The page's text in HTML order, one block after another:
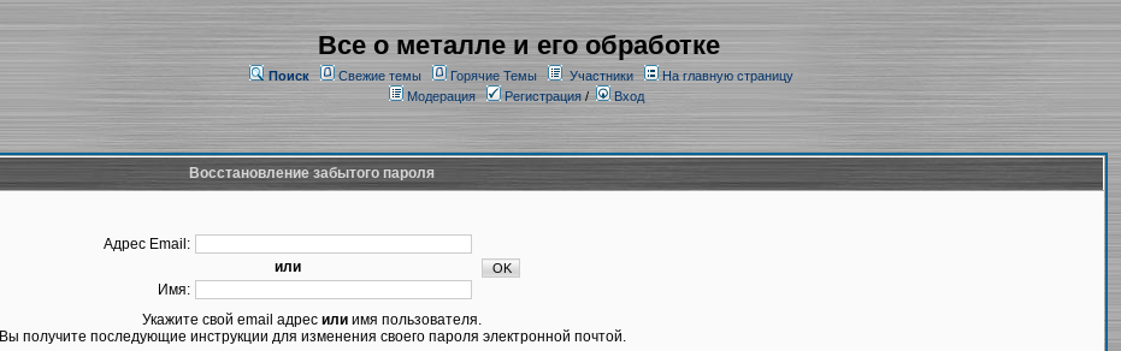
Все о металле и его обработке
Поиск Свежие темы Горячие Темы Участники
На главную страницу
Модерация
Регистрация/ Вход
Восстановление забытого пароля
Адрес Email:
или
Имя:
Укажите свой email адрес или имя пользователя.
Вы получите последующие инструкции для изменения своего пароля электронной почтой.